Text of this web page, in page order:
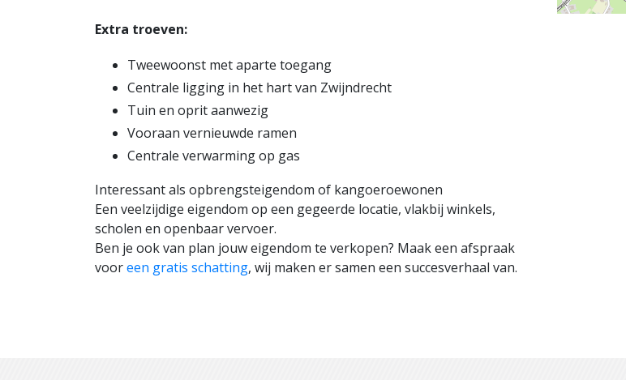
Extra troeven:
Tweewoonst met aparte toegang
Centrale ligging in het hart van Zwijndrecht
Tuin en oprit aanwezig
Vooraan vernieuwde ramen
Centrale verwarming op gas
Interessant als opbrengsteigendom of kangoeroewonen
Een veelzijdige eigendom op een gegeerde locatie, vlakbij winkels,
scholen en openbaar vervoer.
Ben je ook van plan jouw eigendom te verkopen? Maak een afspraak
vooreen gratis schatting, wij maken er samen een succesverhaal van.